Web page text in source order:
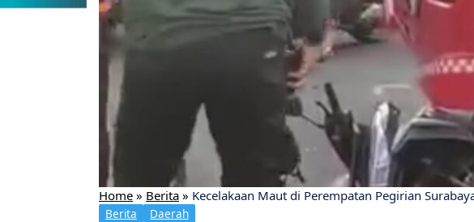
Home » Berita » Kecelakaan Maut di Perempatan Pegirian
Berita Daerah